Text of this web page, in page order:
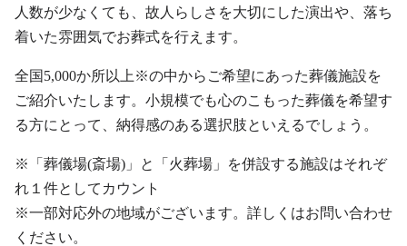
人数が少なくても、故人らしさを大切にした演出や、落ち
着いた雰囲気でお葬式を行えます。
全国5,000か所以上※の中からご希望にあった葬儀施設を
ご紹介いたします。小規模でも心のこもった葬儀を希望す
る方にとって、納得感のある選択肢といえるでしょう。
※「葬儀場(斎場)」と「火葬場」を併設する施設はそれぞ
れ１件としてカウント
※一部対応外の地域がございます。詳しくはお問い合わせ
ください。